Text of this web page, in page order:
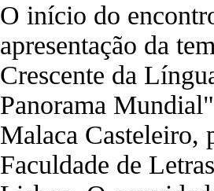
O início do
apresentação da
Crescente da
Panorama
Malaca Casteleiro,
Faculdade de